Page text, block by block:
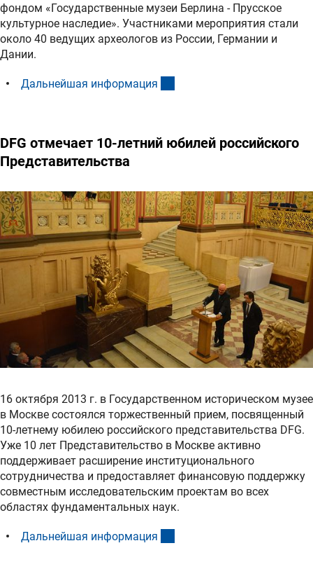
фондом «Государственные музеи Берлина - Прусское
культурное наследие». Участниками мероприятия стали
около 40 ведущих археологов из России, Германии и
Дании.
Дальнейшая информация
DFG отмечает 10-летний юбилей российского
Представительства
16 октября 2013 г. в Государственном историческом музее
в Москве состоялся торжественный прием, посвященный
10-летнему юбилею российского представительства DFG.
Уже 10 лет Представительство в Москве активно
поддерживает расширение институционального
сотрудничества и предоставляет финансовую поддержку
совместным исследовательским проектам во всех
областях фундаментальных наук.
Дальнейшая информация